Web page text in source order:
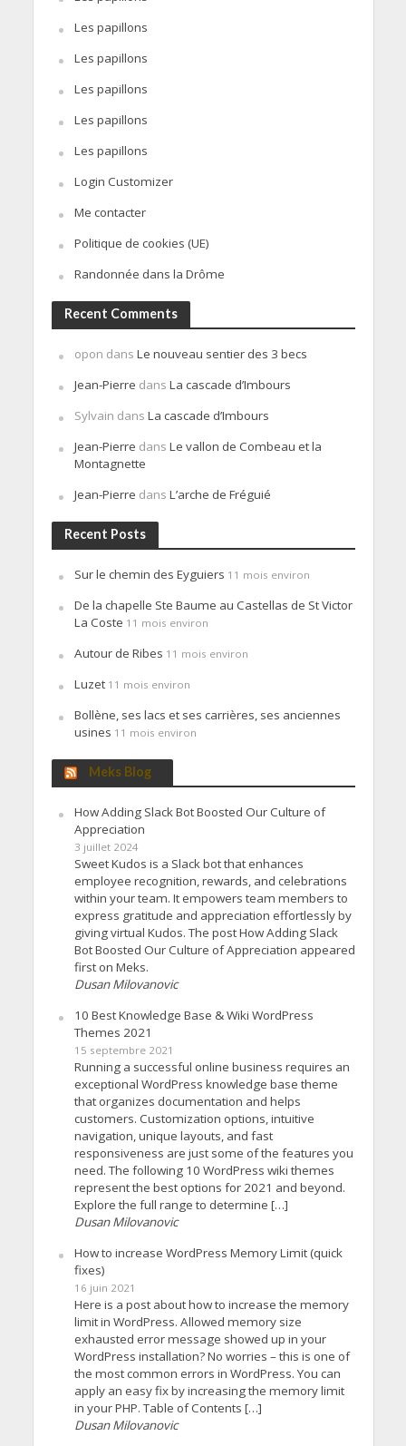
Les papillons
Les papillons
Les papillons
Les papillons
Les papillons
Login Customizer
Me contacter
Politique de cookies (UE)
Randonnée dans la Drôme
Recent Comments
opon dans Le nouveau sentier des 3 becs
Jean-Pierre dans La cascade d’Imbours
Sylvain dans La cascade d’Imbours
Jean-Pierre dans Le vallon de Combeau et la
Montagnette
Jean-Pierre dans L’arche de Fréguié
Recent Posts
Sur le chemin des Eyguiers 11 mois environ
De la chapelle Ste Baume au Castellas de St Victor
La Coste 11 mois environ
Autour de Ribes 11 mois environ
Luzet 11 mois environ
Bollène, ses lacs et ses carrières, ses anciennes
usines 11 mois environ
Meks Blog
How Adding Slack Bot Boosted Our Culture of
Appreciation
3 juillet 2024
Sweet Kudos is a Slack bot that enhances
employee recognition, rewards, and celebrations
within your team. It empowers team members to
express gratitude and appreciation effortlessly by
giving virtual Kudos. The post How Adding Slack
Bot Boosted Our Culture of Appreciation appeared
first on Meks.
Dusan Milovanovic
10 Best Knowledge Base & Wiki WordPress
Themes 2021
15 septembre 2021
Running a successful online business requires an
exceptional WordPress knowledge base theme
that organizes documentation and helps
customers. Customization options, intuitive
navigation, unique layouts, and fast
responsiveness are just some of the features you
need. The following 10 WordPress wiki themes
represent the best options for 2021 and beyond.
Explore the full range to determine […]
Dusan Milovanovic
How to increase WordPress Memory Limit (quick
fixes)
16 juin 2021
Here is a post about how to increase the memory
limit in WordPress. Allowed memory size
exhausted error message showed up in your
WordPress installation? No worries – this is one of
the most common errors in WordPress. You can
apply an easy fix by increasing the memory limit
in your PHP. Table of Contents […]
Dusan Milovanovic